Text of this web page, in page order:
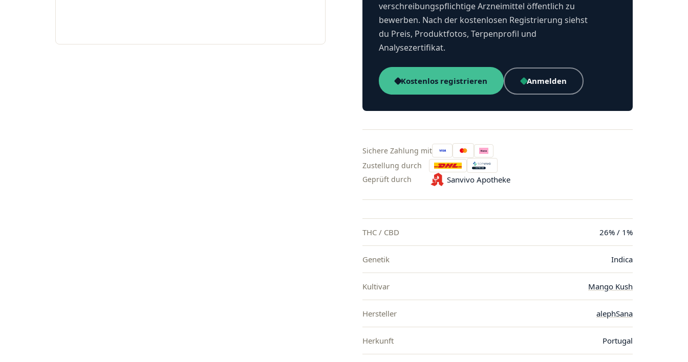
verschreibungspflichtige Arzneimittel öffentlich zu
bewerben. Nach der kostenlosen Registrierung siehst
du Preis, Produktfotos, Terpenprofil und
Analysezertifikat.
Kostenlos registrieren Anmelden
Sichere Zahlung mit
Zustellung durch
Geprüft durch
Sanvivo Apotheke
THC / CBD 26% / 1%
Genetik Indica
Kultivar Mango Kush
Hersteller alephSana
Herkunft Portugal